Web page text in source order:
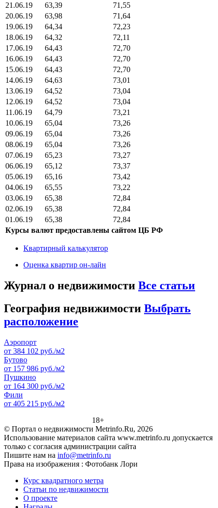
21.06.19
63,39
71,55
20.06.19
63,98
71,64
19.06.19
64,34
72,23
18.06.19
64,32
72,11
17.06.19
64,43
72,70
16.06.19
64,43
72,70
15.06.19
64,43
72,70
14.06.19
64,63
73,01
13.06.19
64,52
73,04
12.06.19
64,52
73,04
11.06.19
64,79
73,21
10.06.19
65,04
73,26
09.06.19
65,04
73,26
08.06.19
65,04
73,26
07.06.19
65,23
73,27
06.06.19
65,12
73,37
05.06.19
65,16
73,42
04.06.19
65,55
73,22
03.06.19
65,38
72,84
02.06.19
65,38
72,84
01.06.19
65,38
72,84
Курсы валют предоставлены сайтом ЦБ РФ
Квартирный калькулятор
Оценка квартир он-лайн
Журнал о недвижимости Все статьи
География недвижимости Выбрать
расположение
Аэропорт
от 384 102 руб./м2
Бутово
от 157 986 руб./м2
Пушкино
от 164 300 руб./м2
Фили
от 405 215 руб./м2
18+
© Портал о недвижимости Metrinfo.Ru, 2026
Использование материалов сайта www.metrinfo.ru допускается
только с согласия администрации сайта
Пишите нам на info@metrinfo.ru
Права на изображения : Фотобанк Лори
Курс квадратного метра
Статьи по недвижимости
О проекте